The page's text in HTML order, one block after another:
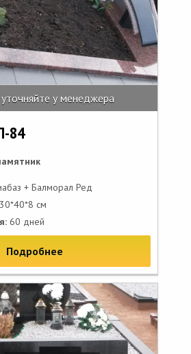
уточняйте у менеджера
84
+ Балморал Ред
см
60 дней
Подробнее